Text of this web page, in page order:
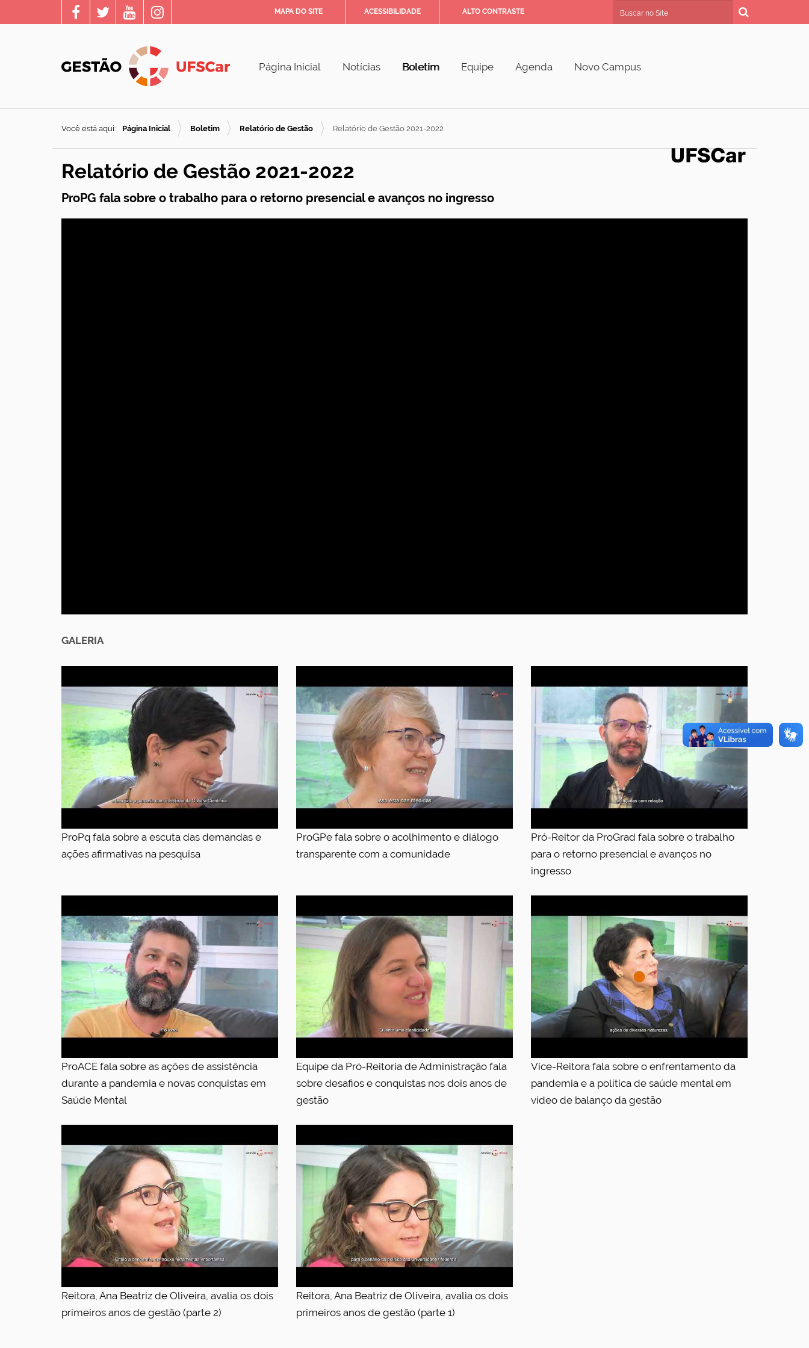
MAPA DO SITE ACESSIBILIDADE ALTO CONTRASTE Busca Avançada…
Página Inicial Notícias Boletim Equipe Agenda Novo Campus
Você está aqui: Página Inicial Boletim Relatório de Gestão Relatório de Gestão 2021-2022
Relatório de Gestão 2021-2022
ProPG fala sobre o trabalho para o retorno presencial e avanços no ingresso
GALERIA
ProPq fala sobre a escuta das demandas e
ações afirmativas na pesquisa
ProGPe fala sobre o acolhimento e diálogo
transparente com a comunidade
Pró-Reitor da ProGrad fala sobre o trabalho
para o retorno presencial e avanços no
ingresso
ProACE fala sobre as ações de assistência
durante a pandemia e novas conquistas em
Saúde Mental
Equipe da Pró-Reitoria de Administração fala
sobre desafios e conquistas nos dois anos de
gestão
Vice-Reitora fala sobre o enfrentamento da
pandemia e a política de saúde mental em
vídeo de balanço da gestão
Reitora, Ana Beatriz de Oliveira, avalia os dois
primeiros anos de gestão (parte 2)
Reitora, Ana Beatriz de Oliveira, avalia os dois
primeiros anos de gestão (parte 1)